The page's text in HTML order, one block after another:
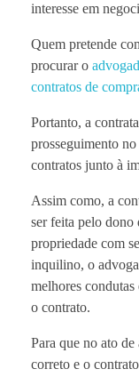
interesse em
Quem pretende
procurar o
contratos de
Portanto, a
prosseguimento
contratos junto à
Assim como, a
ser feita pelo dono
propriedade com
inquilino, o
melhores condutas
o contrato.
Para que no ato
correto e o